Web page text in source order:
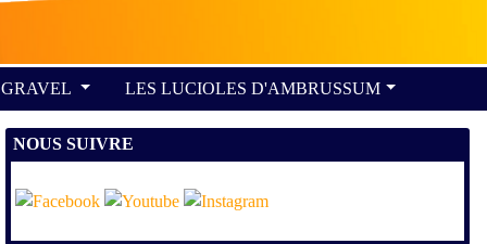
GRAVEL LES LUCIOLES D'AMBRUSSUM
NOUS SUIVRE